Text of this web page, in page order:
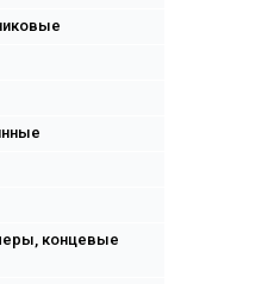
концевые